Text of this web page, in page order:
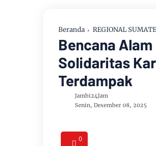
Beranda REGIONAL
Bencana
Solidaritas
Terdampak
Jambi24Jam
Senin, Desember 08, 2025
0